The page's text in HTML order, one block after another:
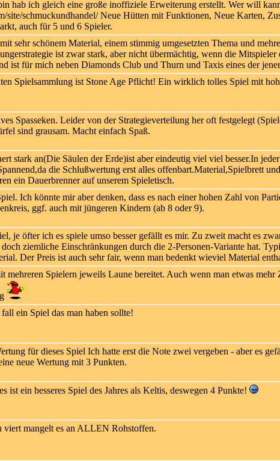
hab ich gleich eine große inoffiziele Erweiterung erstellt. Wer will
site/schmuckundhandel/ Neue Hütten mit Funktionen, Neue Karten,
auch für 5 und 6 Spieler.
sehr schönem Material, einem stimmig umgesetzten Thema und
ist zwar stark, aber nicht übermächtig, wenn die
ist für mich neben Diamonds Club und Thurn und Taxis eines der
Spielsammlung ist Stone Age Pflicht! Ein wirklich tolles Spiel mit
Spasseken. Leider von der Strategieverteilung her oft festgelegt
sind grausam. Macht einfach Spaß.
stark an(Die Säulen der Erde)ist aber eindeutig viel viel besser.In
die Schlußwertung erst alles offenbart.Material,Spielbrett
ein Dauerbrenner auf unserem Spieletisch.
Ich könnte mir aber denken, dass es nach einer hohen Zahl von
ggf. auch mit jüngeren Kindern (ab 8 oder 9).
je öfter ich es spiele umso besser gefällt es mir. Zu zweit macht es
ziemliche Einschränkungen durch die 2-Personen-Variante hat.
Der Preis ist auch sehr fair, wenn man bedenkt wieviel Material
mehreren Spielern jeweils Laune bereitet. Auch wenn man etwas
ein Spiel das man haben sollte!
Ich hatte erst die Note zwei vergeben - aber es
neue Wertung mit 3 Punkten.
ist ein besseres Spiel des Jahres als Keltis, deswegen 4 Punkte!
viert mangelt es an ALLEN Rohstoffen.